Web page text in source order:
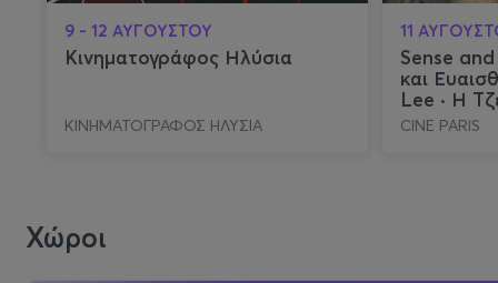
9 - 12 ΑΥΓΟΥΣΤΟΥ
Κινηματογράφος Ηλύσια
ΚΙΝΗΜΑΤΟΓΡΑΦΟΣ ΗΛΥΣΙΑ
11
Sense
και
Lee · Η
CINE PARIS
Χώροι